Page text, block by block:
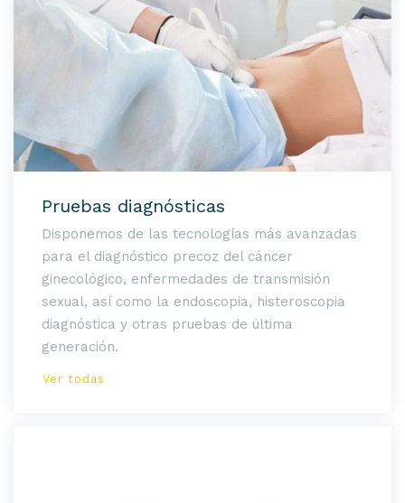
Pruebas diagnósticas
Disponemos de las tecnologías más avanzadas
para el diagnóstico precoz del cáncer
ginecológico, enfermedades de transmisión
sexual, así como la endoscopia, histeroscopia
diagnóstica y otras pruebas de última
generación.
Ver todas